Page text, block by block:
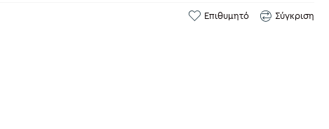
Επιθυμητό Σύγκριση